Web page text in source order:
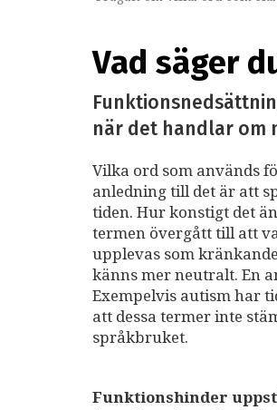
Vad säger
när det handlar om
Vilka ord som används
anledning till det är att
tiden. Hur konstigt det
termen övergått till att
upplevas som
känns mer neutralt. En
Exempelvis autism har
att dessa termer inte
språkbruket.
Funktionshinder